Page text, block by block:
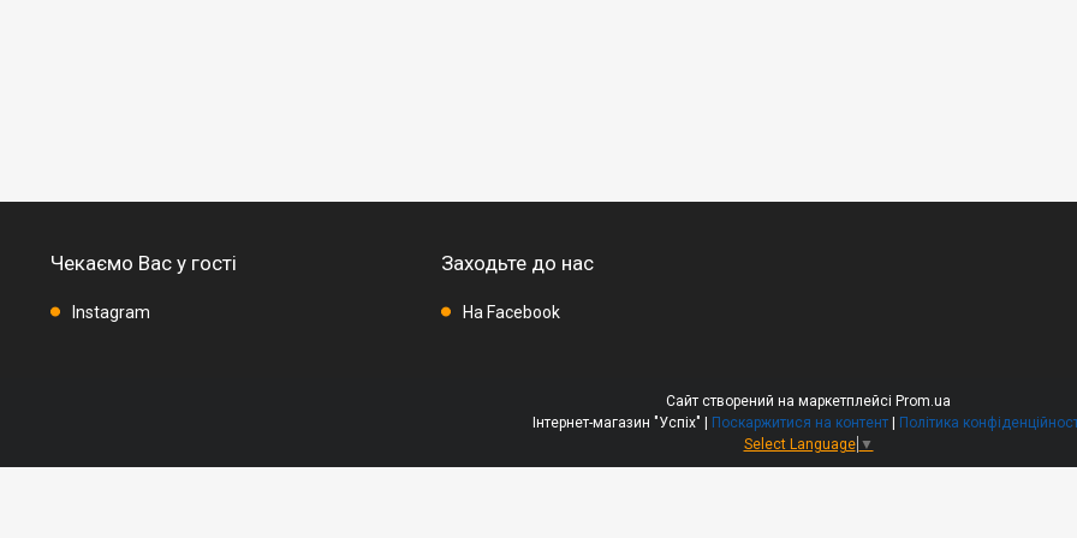
Чекаємо Вас у гості
Instagram
Заходьте до нас
На Facebook
Сайт створений на маркетплейсі Prom.ua
Інтернет-магазин "Успіх" | Поскаржитися на контент | Політика
Select Language ▼